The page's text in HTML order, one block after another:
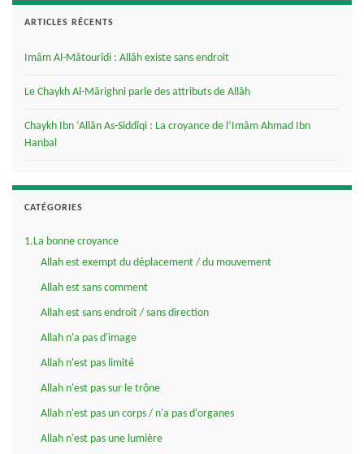
ARTICLES RÉCENTS
Imâm Al-Mâtourîdi : Allâh existe sans endroit
Le Chaykh Al-Mârighni parle des attributs de Allâh
Chaykh Ibn ‘Allân As-Siddîqi : La croyance de l’Imâm Ahmad Ibn
Hanbal
CATÉGORIES
1.La bonne croyance
Allah est exempt du déplacement / du mouvement
Allah est sans comment
Allah est sans endroit / sans direction
Allah n'a pas d'image
Allah n'est pas limité
Allah n'est pas sur le trône
Allah n'est pas un corps / n'a pas d'organes
Allah n'est pas une lumière